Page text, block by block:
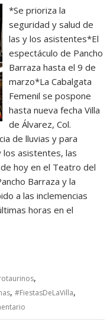
*Se prioriza la
seguridad y salud de
las y los asistentes*El
espectáculo de Pancho
Barraza hasta el 9 de
marzo*La Cabalgata
Femenil se pospone
hasta nueva fecha Villa
de Álvarez, Col.
de lluvias y para
los asistentes, las
hoy en el Teatro del
Barraza y la
a las inclemencias
horas en el
,
,#FiestasDeLaVilla,